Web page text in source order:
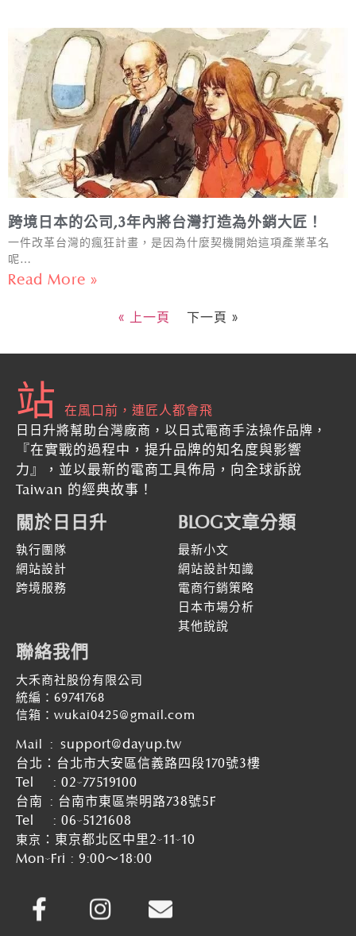
跨境日本的公司,3年內將台灣打造為外銷大匠！
一件改革台灣的瘋狂計畫，是因為什麼契機開始這項產業革名
呢…
Read More »
« 上一頁 下一頁 »
站
在風口前，連匠人都會飛
日日升將幫助台灣廠商，以日式電商手法操作品牌，
『在實戰的過程中，提升品牌的知名度與影響
力』
，並以最新的電商工具佈局，向全球訴說
Taiwan 的經典故事！
關於日日升
執行團隊
網站設計
跨境服務
BLOG文章分類
最新小文
網站設計知識
電商行銷策略
日本市場分析
其他說說
聯絡我們
大禾商社股份有限公司
統編：69741768
信箱：wukai0425@gmail.com
Mail : support@dayup.tw
台北：台北市大安區信義路四段170號3樓
Tel : 02-77519100
台南 : 台南市東區崇明路738號5F
Tel : 06-5121608
東京 ：東京都北区中里2-11-10
Mon-Fri : 9:00～18:00